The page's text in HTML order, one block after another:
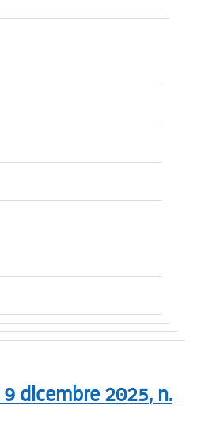
9 dicembre 2025, n.